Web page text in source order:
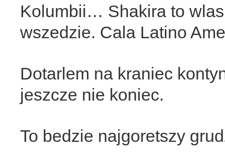
Kolumbii… Shakira to
wszedzie. Cala Latino
Dotarlem na kraniec
jeszcze nie koniec.
To bedzie najgoretszy